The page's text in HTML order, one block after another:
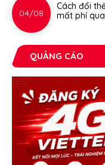
04/08
Cách đổi
mất phí
QUẢNG CÁO